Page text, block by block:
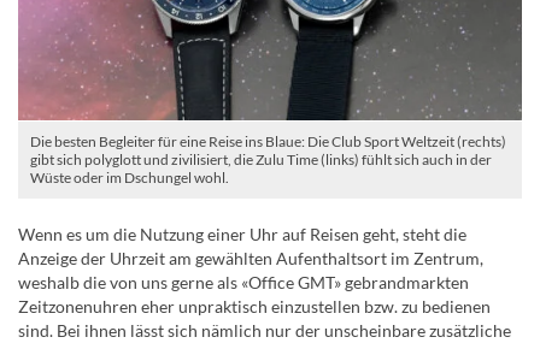
Die besten Begleiter für eine Reise ins Blaue: Die Club Sport Weltzeit (rechts)
gibt sich polyglott und zivilisiert, die Zulu Time (links) fühlt sich auch in der
Wüste oder im Dschungel wohl.
Wenn es um die Nutzung einer Uhr auf Reisen geht, steht die
Anzeige der Uhrzeit am gewählten Aufenthaltsort im Zentrum,
weshalb die von uns gerne als «Office GMT» gebrandmarkten
Zeitzonenuhren eher unpraktisch einzustellen bzw. zu bedienen
sind. Bei ihnen lässt sich nämlich nur der unscheinbare zusätzliche